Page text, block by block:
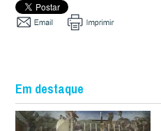
Em destaque